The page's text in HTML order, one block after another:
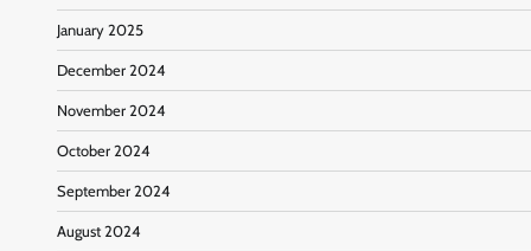
January 2025
December 2024
November 2024
October 2024
September 2024
August 2024